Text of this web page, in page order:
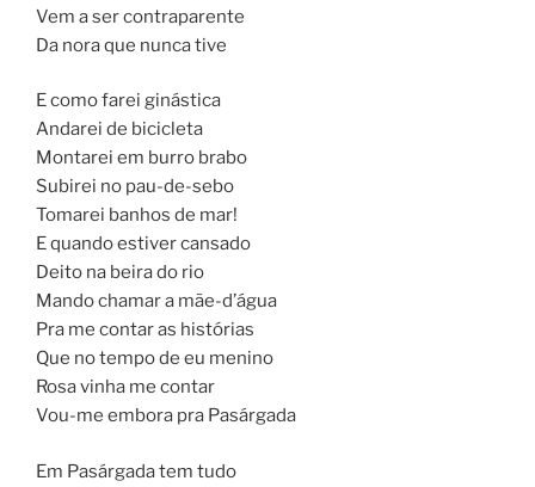
Vem a ser contraparente
Da nora que nunca tive
E como farei ginástica
Andarei de bicicleta
Montarei em burro brabo
Subirei no pau-de-sebo
Tomarei banhos de mar!
E quando estiver cansado
Deito na beira do rio
Mando chamar a mãe-d’água
Pra me contar as histórias
Que no tempo de eu menino
Rosa vinha me contar
Vou-me embora pra Pasárgada
Em Pasárgada tem tudo